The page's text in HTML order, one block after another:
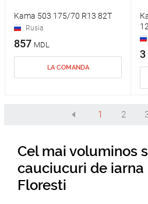
Kama 503 175/70 R13 82T
Rusia
857 MDL
LA COMANDA
3
1 2
Cel mai voluminos
cauciucuri de iarna
Floresti